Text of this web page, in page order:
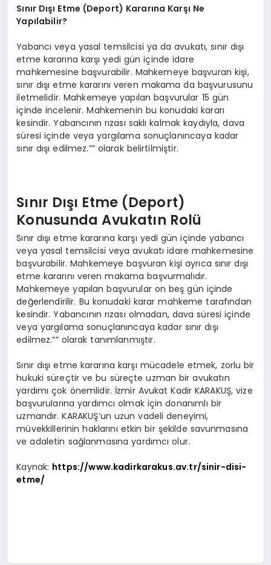
Sınır Dışı Etme (Deport) Kararına Karşı Ne
Yapılabilir?
Yabancı veya yasal temsilcisi ya da avukatı, sınır dışı
etme kararına karşı yedi gün içinde idare
mahkemesine başvurabilir. Mahkemeye başvuran kişi,
sınır dışı etme kararını veren makama da başvurusunu
iletmelidir. Mahkemeye yapılan başvurular 15 gün
içinde incelenir. Mahkemenin bu konudaki kararı
kesindir. Yabancının rızası saklı kalmak kaydıyla, dava
süresi içinde veya yargılama sonuçlanıncaya kadar
sınır dışı edilmez.”” olarak belirtilmiştir.
Sınır Dışı Etme (Deport)
Konusunda Avukatın Rolü
Sınır dışı etme kararına karşı yedi gün içinde yabancı
veya yasal temsilcisi veya avukatı idare mahkemesine
başvurabilir. Mahkemeye başvuran kişi ayrıca sınır dışı
etme kararını veren makama başvurmalıdır.
Mahkemeye yapılan başvurular on beş gün içinde
değerlendirilir. Bu konudaki karar mahkeme tarafından
kesindir. Yabancının rızası olmadan, dava süresi içinde
veya yargılama sonuçlanıncaya kadar sınır dışı
edilmez.”” olarak tanımlanmıştır.
Sınır dışı etme kararına karşı mücadele etmek, zorlu bir
hukuki süreçtir ve bu süreçte uzman bir avukatın
yardımı çok önemlidir. İzmir Avukat Kadir KARAKUŞ, vize
başvurularına yardımcı olmak için donanımlı bir
uzmandır. KARAKUŞ’un uzun vadeli deneyimi,
müvekkillerinin haklarını etkin bir şekilde savunmasına
ve adaletin sağlanmasına yardımcı olur.
Kaynak: https://www.kadirkarakus.av.tr/sinir-disi-
etme/